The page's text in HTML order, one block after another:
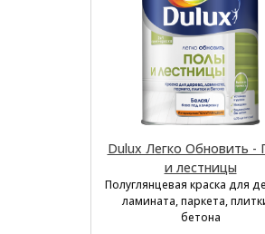
Dulux Легко Обновить -
и лестницы
Полуглянцевая краска для
ламината, паркета,
бетона